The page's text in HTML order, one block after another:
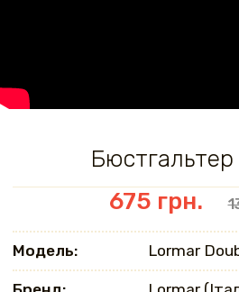
675 грн.
Модель: Lormar